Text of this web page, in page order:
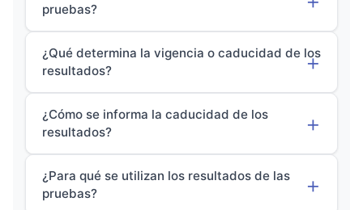
pruebas?
¿Qué determina la vigencia o caducidad de los
resultados?
¿Cómo se informa la caducidad de los
resultados?
¿Para qué se utilizan los resultados de las
pruebas?